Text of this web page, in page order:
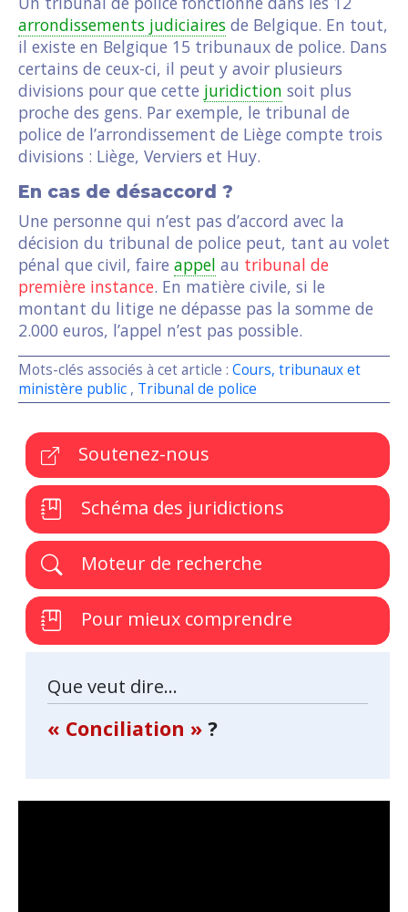
arrondissements judiciaires de Belgique. En tout,
il existe en Belgique 15 tribunaux de police. Dans
certains de ceux-ci, il peut y avoir plusieurs
divisions pour que cette juridiction soit plus
proche des gens. Par exemple, le tribunal de
police de l’arrondissement de Liège compte trois
divisions : Liège, Verviers et Huy.
En cas de désaccord ?
Une personne qui n’est pas d’accord avec la
décision du tribunal de police peut, tant au volet
pénal que civil, faire appel au tribunal de
première instance. En matière civile, si le
montant du litige ne dépasse pas la somme de
2.000 euros, l’appel n’est pas possible.
Mots-clés associés à cet article : Cours, tribunaux et
ministère public , Tribunal de police
Soutenez-nous
Schéma des juridictions
Moteur de recherche
Pour mieux comprendre
Que veut dire...
« Conciliation » ?